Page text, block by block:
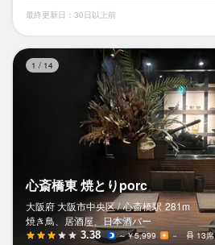
最終更新日：30日以上前
1 / 14
心斎橋東 焼とりporc
大阪府 大阪市中央区 / 心斎橋駅 281m
焼き鳥、居酒屋、日本酒バー
3.38 ～￥5,999 － 13席